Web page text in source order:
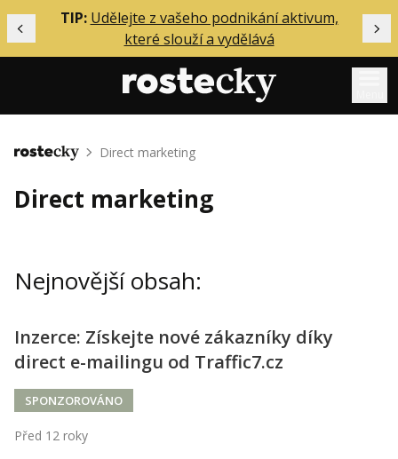
Předchozí
TIP: Udělejte z vašeho podnikání aktivum,
které slouží a vydělává
Mentoring
Solo
Inzerce
Přihlášení
Kontakt
Obchodní podmínky
Domů Direct marketing
Direct marketing
Nejnovější obsah:
Inzerce: Získejte nové zákazníky díky
direct e-mailingu od Traffic7.cz
SPONZOROVÁNO
Před 12 roky